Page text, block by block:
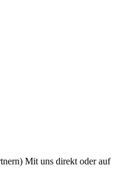
Mit uns direkt oder auf